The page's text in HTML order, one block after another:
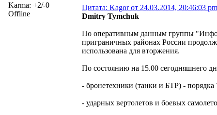
Karma: +2/-0
Offline
Цитата: Kagor от 24.03.2014, 20:46:03 pm
Dmitry Tymchuk
По оперативным данным группы
приграничных районах России
использована для вторжения.
По состоянию на 15.00 сегодняшнего
- бронетехники (танки и БТР) - порядка
- ударных вертолетов и боевых